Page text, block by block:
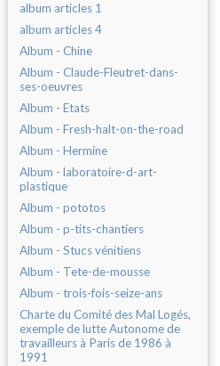
album articles 1
album articles 4
Album - Chine
Album - Claude-Fleutret-dans-
ses-oeuvres
Album - Etats
Album - Fresh-halt-on-the-road
Album - Hermine
Album - laboratoire-d-art-
plastique
Album - pototos
Album - p-tits-chantiers
Album - Stucs vénitiens
Album - Tete-de-mousse
Album - trois-fois-seize-ans
Charte du Comité des Mal Logés,
exemple de lutte Autonome de
travailleurs à Paris de 1986 à
1991